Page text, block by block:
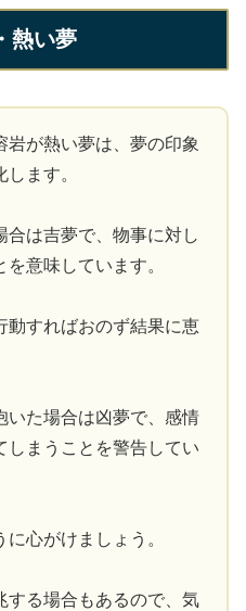
熱い夢
岩が熱い夢は、夢の印象
ます。
合は吉夢で、物事に対し
意味しています。
動すればおのず結果に恵
いた場合は凶夢で、感情
しまうことを警告してい
心がけましょう。
する場合もあるので、気